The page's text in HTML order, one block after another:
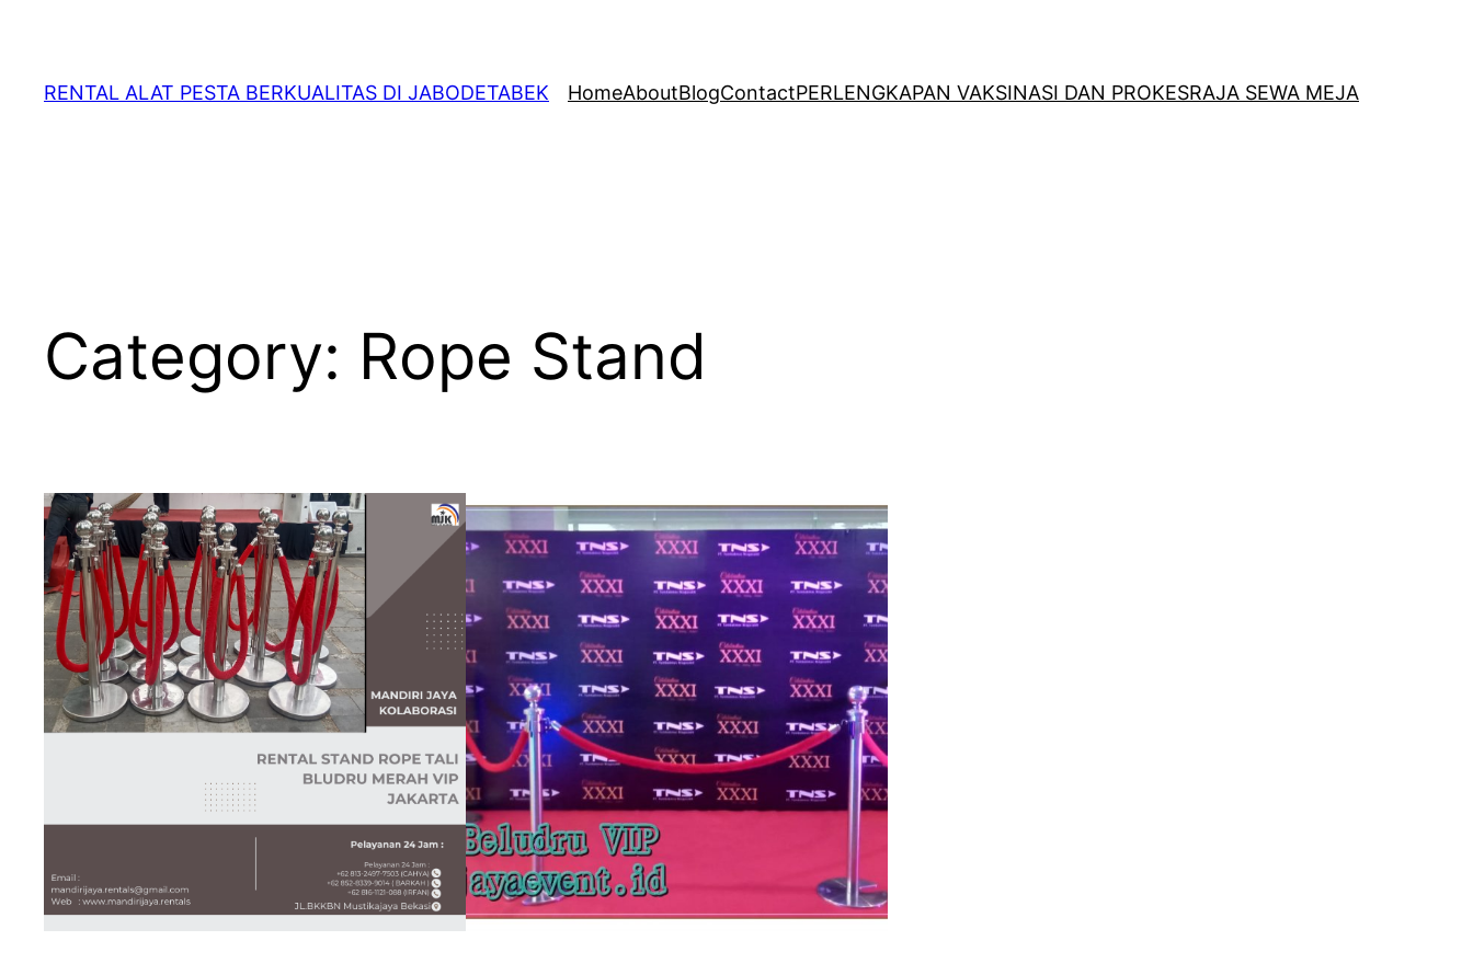
RENTAL ALAT PESTA BERKUALITAS DI JABODETABEK HomeAboutBlogContactPERLENGKAPAN VAKSINASI DAN PROKESRAJA SEWA MEJA
Category: Rope Stand